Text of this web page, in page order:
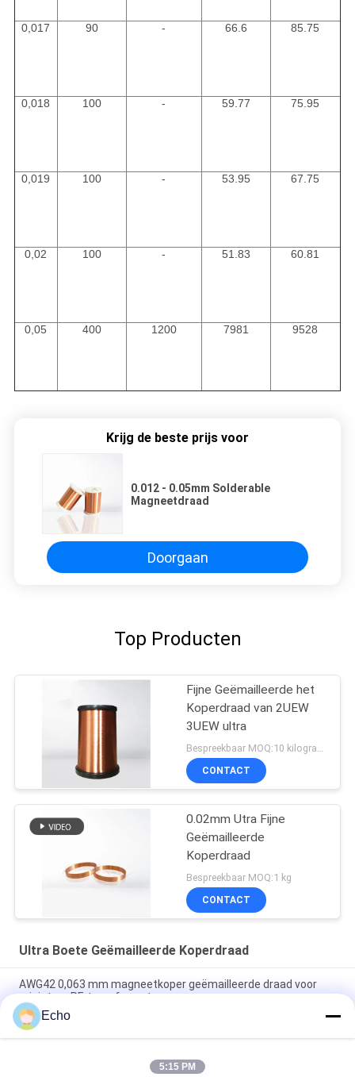
0,017 90 - 66.6 85.75
0,018 100 - 59.77 75.95
0,019 100 - 53.95 67.75
0,02 100 - 51.83 60.81
0,05 400 1200 7981 9528
Krijg de beste prijs voor
0.012 - 0.05mm Solderable
Magneetdraad
Doorgaan
Top Producten
Fijne Geëmailleerde het
Koperdraad van 2UEW
3UEW ultra
Bespreekbaar MOQ:10 kilogram/Kilogram
CONTACT
0.02mm Utra Fijne
Geëmailleerde
Koperdraad
Bespreekbaar MOQ:1 kg
CONTACT
Ultra Boete Geëmailleerde Koperdraad
AWG42 0,063 mm magneetkoper geëmailleerde draad voor
miniatuur RF-transformatoren
Polyurethaan 0,06 mm 155°C/180°C geëmailleerde ronde
koperdraad voor zeer zuiver koper geïsoleerde vaste stof
0,032 mm geëmailleerde koperen magneetdraad voor zeer
Echo
5:15 PM